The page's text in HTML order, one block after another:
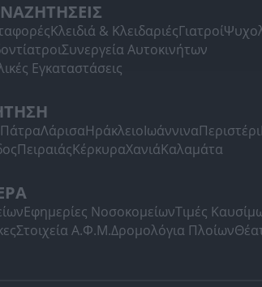
Κλειδιά & ΚλειδαριέςΓιατροί
Συνεργεία Αυτοκινήτων
Εγκαταστάσεις
ΠάτραΛάρισαΗράκλειοΙωάννιναΠεριστέρι
ΠειραιάςΚέρκυραΧανιάΚαλαμάτα
Εφημερίες ΝοσοκομείωνΤιμές
Στοιχεία Α.Φ.Μ.Δρομολόγια Πλοίων